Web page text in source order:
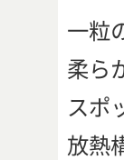
一粒
柔ら
スポ
放熱